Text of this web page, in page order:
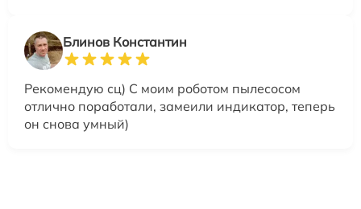
Блинов Константин
Рекомендую сц) С моим роботом пылесосом
отлично поработали, замеили индикатор, теперь
он снова умный)